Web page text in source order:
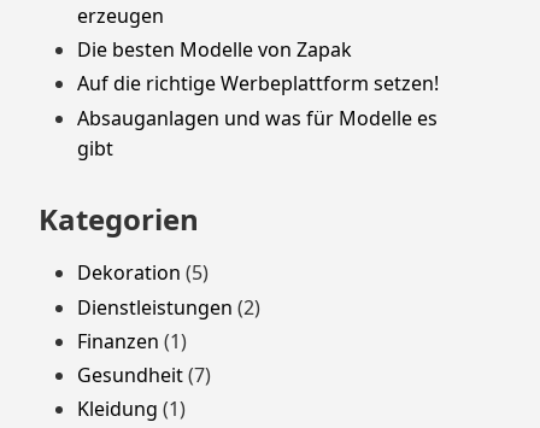
erzeugen
Die besten Modelle von Zapak
Auf die richtige Werbeplattform setzen!
Absauganlagen und was für Modelle es
gibt
Kategorien
Dekoration (5)
Dienstleistungen (2)
Finanzen (1)
Gesundheit(7)
Kleidung (1)